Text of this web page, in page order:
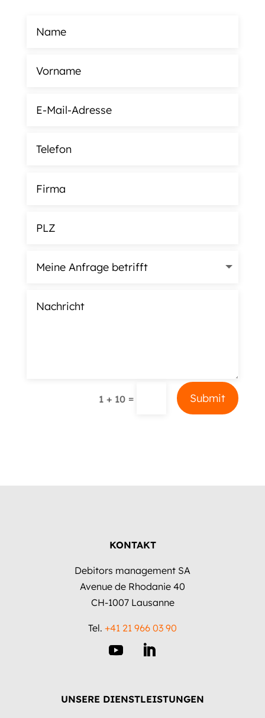
1 + 10 = Submit
KONTAKT
Debitors management SA
Avenue de Rhodanie 40
CH-1007 Lausanne
Tel. +41 21 966 03 90
UNSERE DIENSTLEISTUNGEN